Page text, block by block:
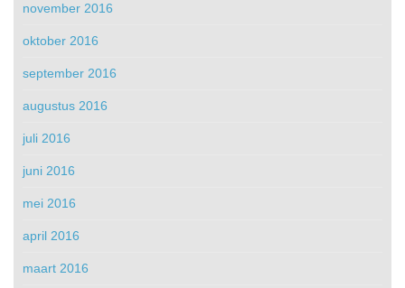
november 2016
oktober 2016
september 2016
augustus 2016
juli 2016
juni 2016
mei 2016
april 2016
maart 2016